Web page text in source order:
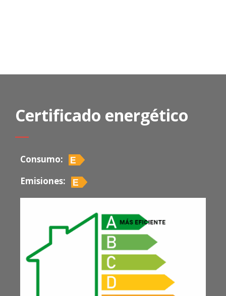
Certificado energético
Consumo:
Emisiones: